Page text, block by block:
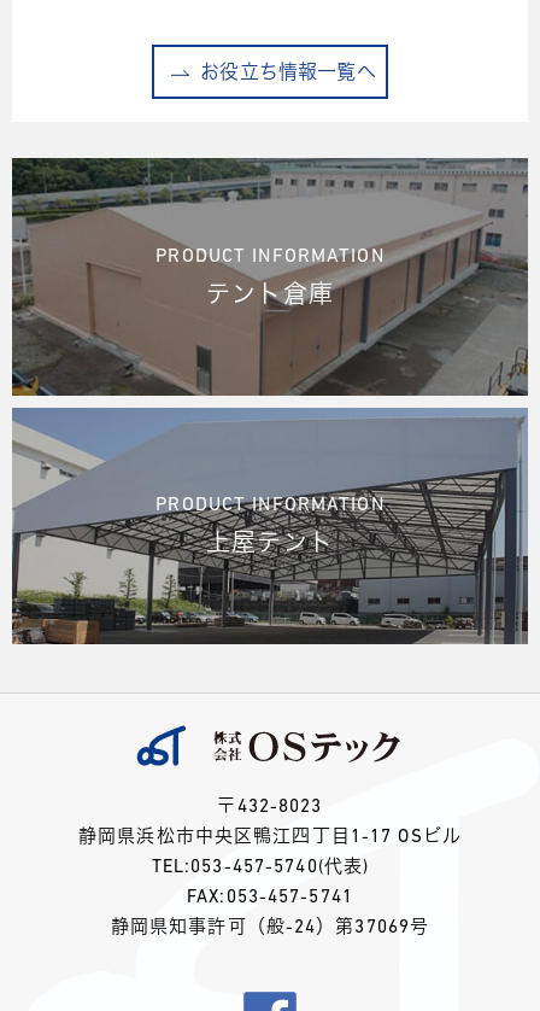
お役立ち情報一覧へ
PRODUCT INFORMATION
テント倉庫
PRODUCT INFORMATION
上屋テント
〒432-8023
静岡県浜松市中央区鴨江四丁目1-17 OSビル
TEL: 053-457-5740 (代表)
FAX:053-457-5741
静岡県知事許可（般-24）第37069号